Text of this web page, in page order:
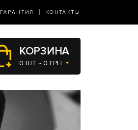
ГАРАНТИЯ КОНТАКТЫ
КОРЗИНА
0 ШТ. - 0 ГРН.